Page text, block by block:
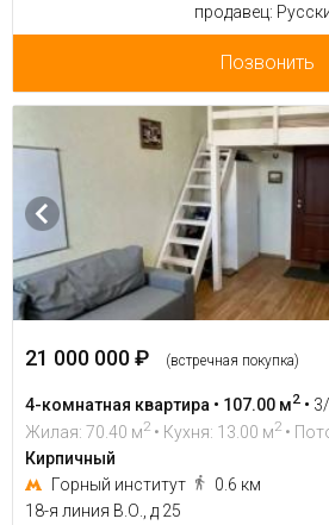
продавец:
Позвонить
21 000 000 ₽ (встречная покупка)
4-комнатная квартира • 107.00 м2 •
Жилая: 70.40 м2 • Кухня: 13.00 м2 •
Кирпичный
Горный институт
0.6 км
18-я линия В.О., д 25